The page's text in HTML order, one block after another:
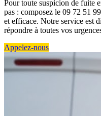
Pour toute suspicion de fuite
pas : composez le 09 72 51
et efficace. Notre service est
répondre à toutes vos
Appelez-nous